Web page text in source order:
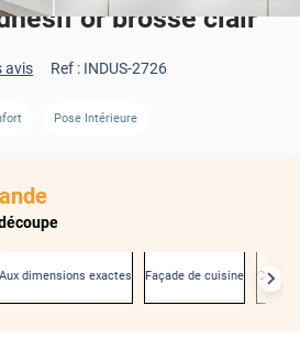
or brossé clair
avis Ref : INDUS-2726
Pose Intérieure
Aux dimensions exactes Façade de cuisine